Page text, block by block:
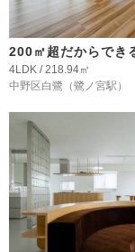
200㎡超だからでき
4LDK / 218.94㎡
中野区白鷺 （鷺ノ宮駅）